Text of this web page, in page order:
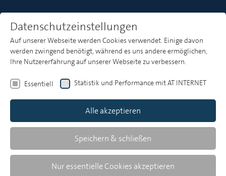
Heft 2
Hans-Peter Gaßner
VuMA Touchpoints – Für eine breite
Perspektive in der Mediaplanung
Über den Umgang mit
Konsuminformationen aus Markt-Media-
Datenschutzeinstellungen
Auf unserer Webseite werden Cookies verwendet. Einige davon
werden zwingend benötigt, während es uns andere ermöglichen,
Ihre Nutzererfahrung auf unserer Webseite zu verbessern.
Essentiell Statistik und Performance mit AT INTERNET
Alle akzeptieren
Speichern & schließen
Nur essentielle Cookies akzeptieren